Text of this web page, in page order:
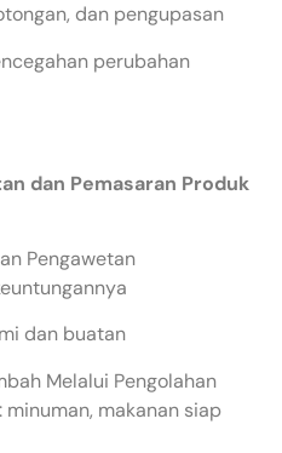
dan pengupasan
perubahan
dan Pemasaran Produk
Pengawetan
dan buatan
Melalui Pengolahan
makanan siap